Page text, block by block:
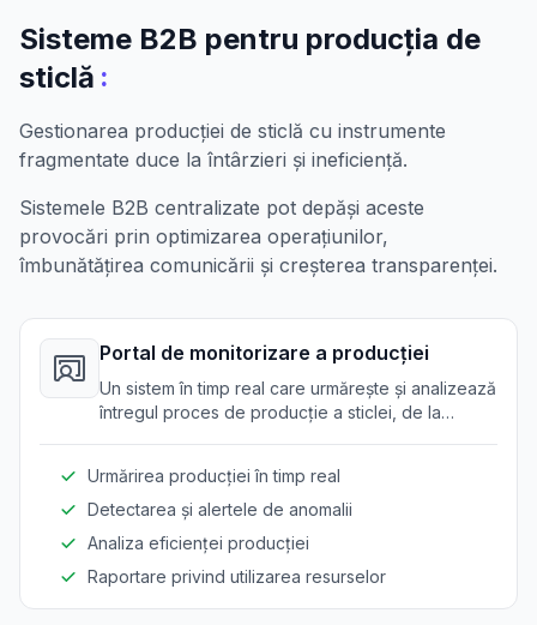
Sisteme B2B pentru producția de
sticlă :
Gestionarea producției de sticlă cu instrumente
fragmentate duce la întârzieri și ineficiență.
Sistemele B2B centralizate pot depăși aceste
provocări prin optimizarea operațiunilor,
îmbunătățirea comunicării și creșterea transparenței.
Portal de monitorizare a producției
Un sistem în timp real care urmărește și analizează
întregul proces de producție a sticlei, de la
Urmărirea producției în timp real
Detectarea și alertele de anomalii
Analiza eficienței producției
Raportare privind utilizarea resurselor